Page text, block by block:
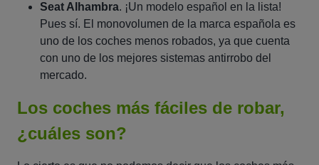
Seat Alhambra. ¡Un modelo español en la lista!
Pues sí. El monovolumen de la marca española es
uno de los coches menos robados, ya que cuenta
con uno de los mejores sistemas antirrobo del
mercado.
Los coches más fáciles de robar,
¿cuáles son?